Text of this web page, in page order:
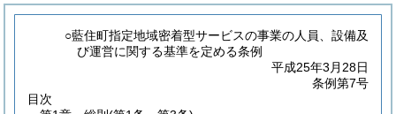
○藍住町指定地域密着型サービスの事業の人員、設備及
び運営に関する基準を定める条例
平成25年3月28日
条例第7号
目次